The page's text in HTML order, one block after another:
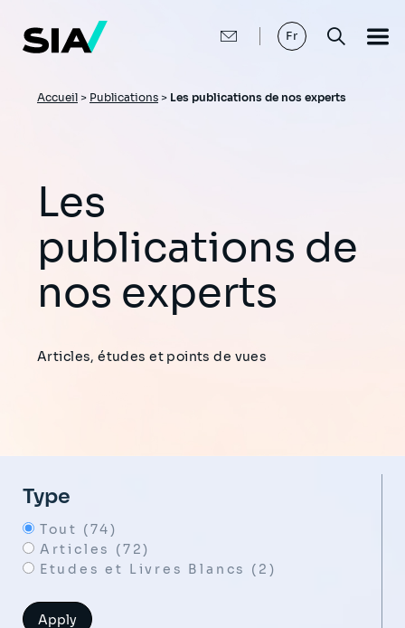
contenu
principal
Fr
Fil
Accueil > Publications > Les publications de nos experts
Les
publications de
nos experts
Articles, études et points de vues
Type
Tout (74)
Articles (72)
Etudes et Livres Blancs (2)